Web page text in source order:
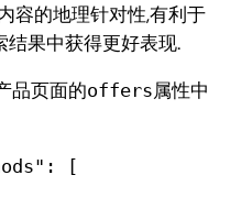
容的地理针对性,有利于
果中获得更好表现.
品页面的offers属性中
[